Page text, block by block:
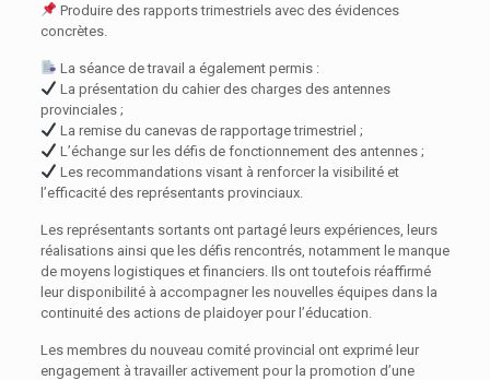
Produire des rapports trimestriels avec des évidences
concrètes.
La séance de travail a également permis :
La présentation du cahier des charges des antennes
provinciales ;
La remise du canevas de rapportage trimestriel ;
L’échange sur les défis de fonctionnement des antennes ;
Les recommandations visant à renforcer la visibilité et
l’efficacité des représentants provinciaux.
Les représentants sortants ont partagé leurs expériences, leurs
réalisations ainsi que les défis rencontrés, notamment le manque
de moyens logistiques et financiers. Ils ont toutefois réaffirmé
leur disponibilité à accompagner les nouvelles équipes dans la
continuité des actions de plaidoyer pour l’éducation.
Les membres du nouveau comité provincial ont exprimé leur
engagement à travailler activement pour la promotion d’une